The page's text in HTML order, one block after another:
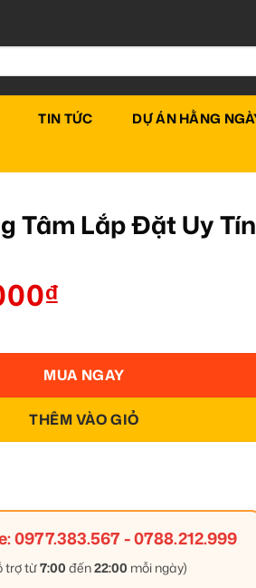
TIN TỨC DỰ ÁN HẰNG
Tâm Lắp Đặt Uy
₫
THÊM VÀO GIỎ
MUA NGAY
0977.383.567-0788.212.999
trợ từ7:00 đến22:00 mỗi ngày)